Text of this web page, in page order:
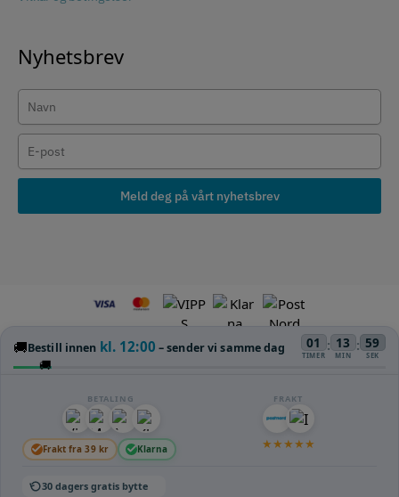
Nyhetsbrev
Meld deg på vårt nyhetsbrev
🚚Bestill innen kl. 12:00 – sender vi samme dag 01
TIMER
: 13
MIN
: 59
SEK
🚚
BETALING
Frakt fra 39 kr Klarna
FRAKT
★★★★★
30 dagers gratis bytte